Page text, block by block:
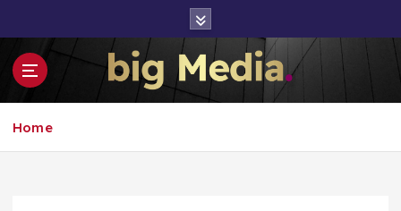
o
Inspirace pro mediální růst a podnikání
Home